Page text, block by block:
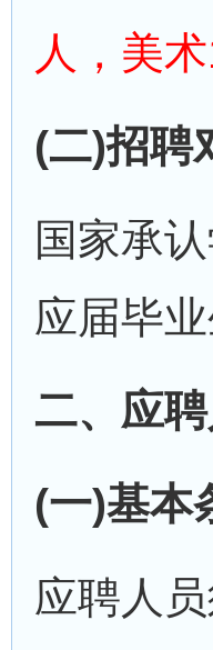
人，美
(二)招聘
国家承
应届毕
二、应
(一)基本
应聘人